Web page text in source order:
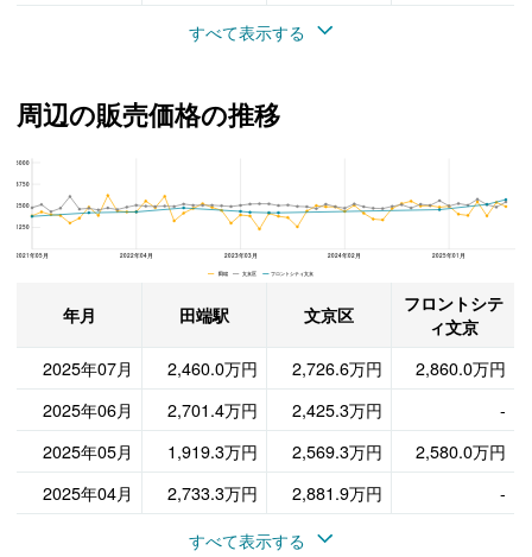
すべて表示する
周辺の販売価格の推移
2021年05月 2022年04月 2023年03月 2024年02月 2025年01月
5000
3750
2500
1250
田端 文京区 フロントシティ文京
年月 田端駅 文京区
フロントシテ
ィ文京
2025年07月
2,460.0万円 2,726.6万円
2,860.0万円
2025年06月
2,701.4万円 2,425.3万円
-
2025年05月
1,919.3万円 2,569.3万円
2,580.0万円
2025年04月
2,733.3万円 2,881.9万円
-
すべて表示する